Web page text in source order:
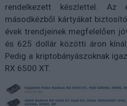
rendelkezett készlettel. Az
másodkézből kártyákat
évek trendjeinek megfelelően
és 625 dollár közötti áron
Pedig a kriptobányászoknak
RX 6500 XT.